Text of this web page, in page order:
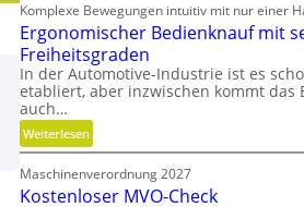
Komplexe Bewegungen intuitiv mit nur einer
Ergonomischer Bedienknauf mit
Freiheitsgraden
In der Automotive-Industrie ist es
etabliert, aber inzwischen kommt das
auch…
Weiterlesen:
E
r
g
Maschinenverordnung 2027
Kostenloser MVO-Check